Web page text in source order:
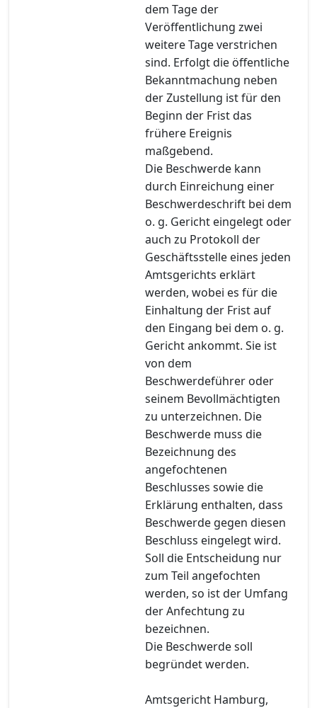
dem Tage der
Veröffentlichung zwei
weitere Tage verstrichen
sind. Erfolgt die öffentliche
Bekanntmachung neben
der Zustellung ist für den
Beginn der Frist das
frühere Ereignis
maßgebend.
Die Beschwerde kann
durch Einreichung einer
Beschwerdeschrift bei dem
o. g. Gericht eingelegt oder
auch zu Protokoll der
Geschäftsstelle eines jeden
Amtsgerichts erklärt
werden, wobei es für die
Einhaltung der Frist auf
den Eingang bei dem o. g.
Gericht ankommt. Sie ist
von dem
Beschwerdeführer oder
seinem Bevollmächtigten
zu unterzeichnen. Die
Beschwerde muss die
Bezeichnung des
angefochtenen
Beschlusses sowie die
Erklärung enthalten, dass
Beschwerde gegen diesen
Beschluss eingelegt wird.
Soll die Entscheidung nur
zum Teil angefochten
werden, so ist der Umfang
der Anfechtung zu
bezeichnen.
Die Beschwerde soll
begründet werden.
Amtsgericht Hamburg,